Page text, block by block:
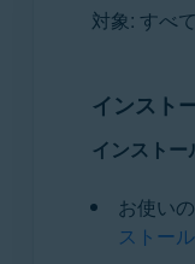
対象: すべ
製品:
すべて
オペレ
サポ
インスト
インスト
お使い
ストー